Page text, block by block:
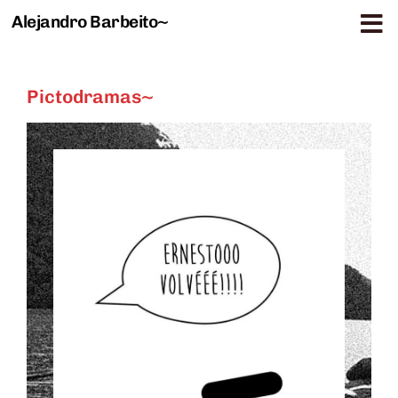
Saltar al contenido
Alejandro Barbeito~
Pictodramas~